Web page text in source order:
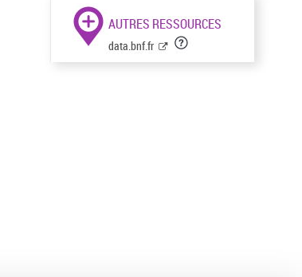
AUTRES RESSOURCES
data.bnf.fr